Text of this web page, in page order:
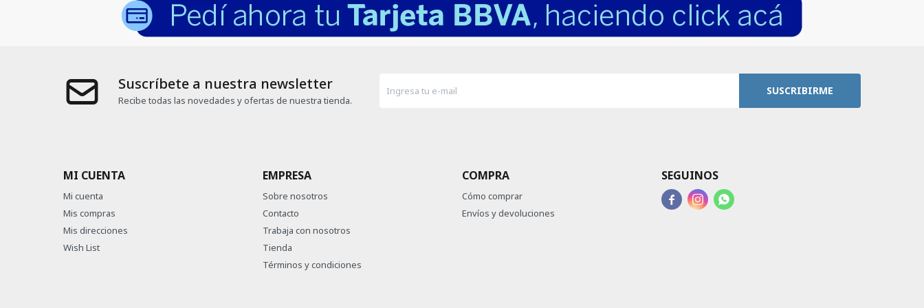
Suscríbete a nuestra newsletter
Recibe todas las novedades y ofertas de nuestra tienda.
SUSCRIBIRME
MI CUENTA
Mi cuenta
Mis compras
Mis direcciones
Wish List
EMPRESA
Sobre nosotros
Contacto
Trabaja con nosotros
Tienda
Términos y condiciones
COMPRA
Cómo comprar
Envíos y devoluciones
SEGUINOS
  